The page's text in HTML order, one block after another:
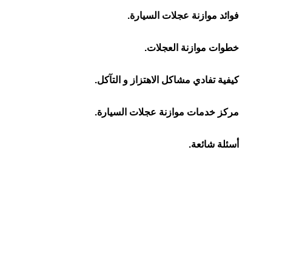
فوائد موازنة عجلات السيارة.
خطوات موازنة العجلات.
كيفية تفادي مشاكل الاهتزاز و التآكل.
مركز خدمات موازنة عجلات السيارة.
أسئلة شائعة.